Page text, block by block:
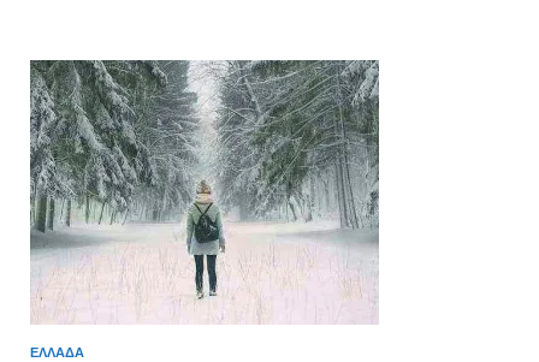
o
o
k
t
σ
τε
ίτ
ε
ΕΛΛΑΔΑ